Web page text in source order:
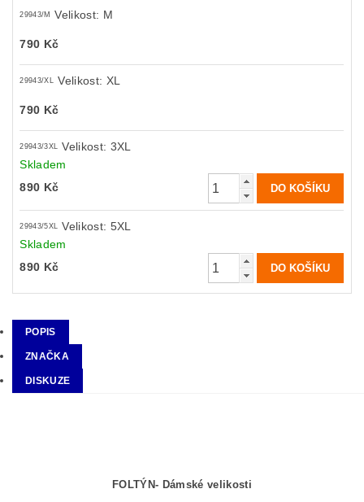
29943/M Velikost: M
790 Kč
29943/XL Velikost: XL
790 Kč
29943/3XL Velikost: 3XL
Skladem
890 Kč
29943/5XL Velikost: 5XL
Skladem
890 Kč
POPIS
ZNAČKA
DISKUZE
FOLTÝN- Dámské velikosti